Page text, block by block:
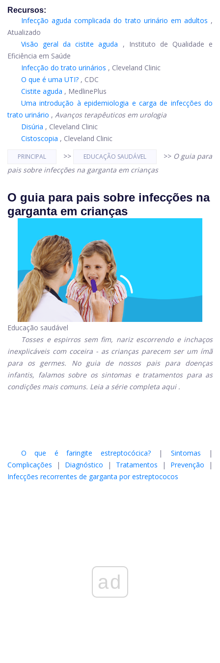
Recursos:
Infecção aguda complicada do trato urinário em adultos ,
Atualizado
Visão geral da cistite aguda
, Instituto de Qualidade e
Eficiência em Saúde
Infecção do trato urinários , Cleveland Clinic
O que é uma UTI? , CDC
Cistite aguda , MedlinePlus
Uma introdução à epidemiologia e carga de infecções do
trato urinário , Avanços terapêuticos em urologia
Disúria , Cleveland Clinic
Cistoscopia , Cleveland Clinic
PRINCIPAL >> EDUCAÇÃO SAUDÁVEL >> O guia para
pais sobre infecções na garganta em crianças
O guia para pais sobre infecções na
garganta em crianças
Educação saudável
Tosses e espirros sem fim, nariz escorrendo e inchaços
inexplicáveis ​​com coceira - as crianças parecem ser um ímã
para os germes. No guia de nossos pais para doenças
infantis, falamos sobre os sintomas e tratamentos para as
condições mais comuns. Leia a série completa aqui .
O que é faringite estreptocócica?| Sintomas |
Complicações | Diagnóstico | Tratamentos | Prevenção |
Infecções recorrentes de garganta por estreptococos
ad